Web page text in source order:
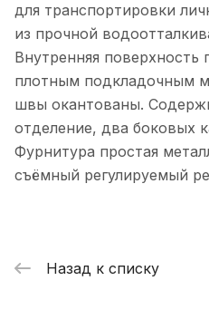
для транспортировки
из прочной
Внутренняя поверхность
плотным подкладочным
швы окантованы.
отделение, два боковых
Фурнитура простая
съёмный регулируемый
Назад к списку